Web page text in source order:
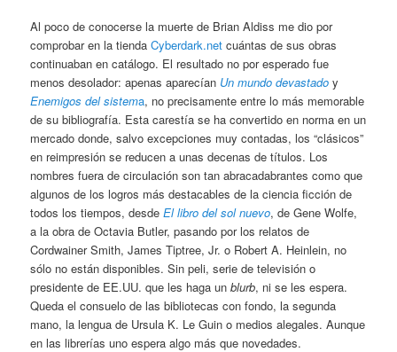
Al poco de conocerse la muerte de Brian Aldiss me dio por
comprobar en la tiendaCyberdark.net cuántas de sus obras
continuaban en catálogo. El resultado no por esperado fue
menos desolador: apenas aparecían Un mundo devastado y
Enemigos del sistema, no precisamente entre lo más memorable
de su bibliografía. Esta carestía se ha convertido en norma en un
mercado donde, salvo excepciones muy contadas, los “clásicos”
en reimpresión se reducen a unas decenas de títulos. Los
nombres fuera de circulación son tan abracadabrantes como que
algunos de los logros más destacables de la ciencia ficción de
todos los tiempos, desdeEl libro del sol nuevo, de Gene Wolfe,
a la obra de Octavia Butler, pasando por los relatos de
Cordwainer Smith, James Tiptree, Jr. o Robert A. Heinlein, no
sólo no están disponibles. Sin peli, serie de televisión o
presidente de EE.UU. que les haga unblurb, ni se les espera.
Queda el consuelo de las bibliotecas con fondo, la segunda
mano, la lengua de Ursula K. Le Guin o medios alegales. Aunque
en las librerías uno espera algo más que novedades.